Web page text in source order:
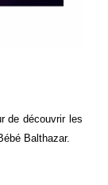
de découvrir les
Balthazar.